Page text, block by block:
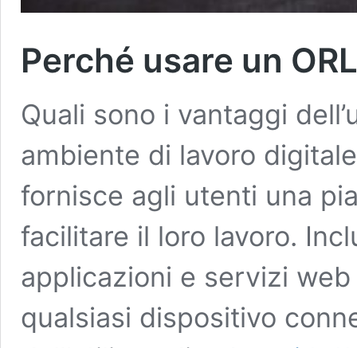
Perché usare un
Quali sono i vantaggi
ambiente di lavoro
fornisce agli utenti una
facilitare il loro lavoro.
applicazioni e servizi
qualsiasi dispositivo